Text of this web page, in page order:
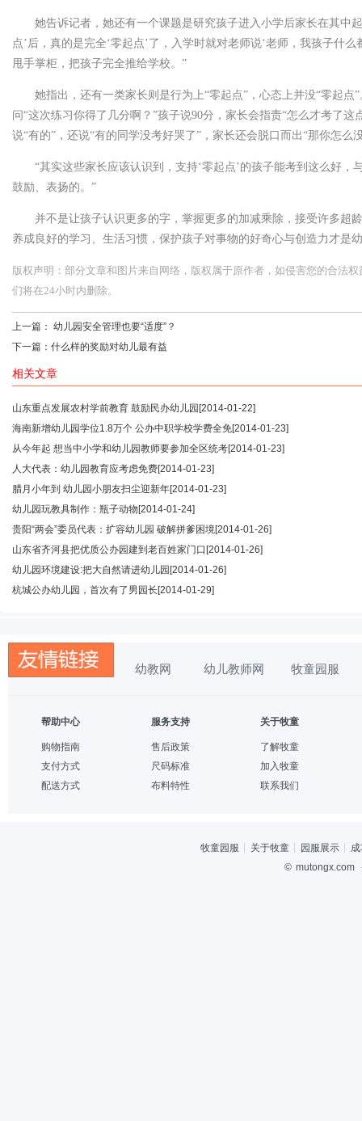
她告诉记者，她还有一个课题是研究孩子进入小学后家长在其中
点’后，真的是完全‘零起点’了，入学时就对老师说‘老师，我孩子什
甩手掌柜，把孩子完全推给学校。”
她指出，还有一类家长则是行为上“零起点”，心态上并没“零起点
问“这次练习你得了几分啊？”孩子说90分，家长会指责“怎么才考了这
说“有的”，还说“有的同学没考好哭了”，家长还会脱口而出“那你怎么
“其实这些家长应该认识到，支持‘零起点’的孩子能考到这么好，
鼓励、表扬的。”
并不是让孩子认识更多的字，掌握更多的加减乘除，接受许多超
养成良好的学习、生活习惯，保护孩子对事物的好奇心与创造力才是
版权声明：部分文章和图片来自网络，版权属于原作者，如侵害您的合法
们将在24小时内删除。
上一篇： 幼儿园安全管理也要“适度”？
下一篇： 什么样的奖励对幼儿最有益
相关文章
山东重点发展农村学前教育 鼓励民办幼儿园 [2014-01-22]
海南新增幼儿园学位1.8万个 公办中职学校学费全免[2014-01-23]
从今年起 想当中小学和幼儿园教师要参加全区统考[2014-01-23]
人大代表：幼儿园教育应考虑免费[2014-01-23]
腊月小年到 幼儿园小朋友扫尘迎新年[2014-01-23]
幼儿园玩教具制作：瓶子动物 [2014-01-24]
贵阳“两会”委员代表：扩容幼儿园 破解拼爹困境[2014-01-26]
山东省齐河县把优质公办园建到老百姓家门口 [2014-01-26]
幼儿园环境建设:把大自然请进幼儿园 [2014-01-26]
杭城公办幼儿园，首次有了男园长 [2014-01-29]
幼教网 幼儿教师网 牧童园服
帮助中心
购物指南
支付方式
配送方式
服务支持
售后政策
尺码标准
布料特性
关于牧童
了解牧童
加入牧童
联系我们
牧童园服 关于牧童 园服展示
© mutongx.com